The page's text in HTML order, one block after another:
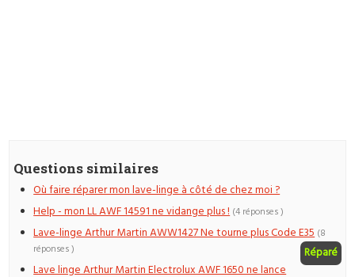
Questions similaires
Où faire réparer mon lave-linge à côté de chez moi ?
Help - mon LL AWF 14591 ne vidange plus ! (4 réponses )
Lave-linge Arthur Martin AWW1427 Ne tourne plus Code E35
Réparé
(8
réponses )
Lave linge Arthur Martin Electrolux AWF 1650 ne lance